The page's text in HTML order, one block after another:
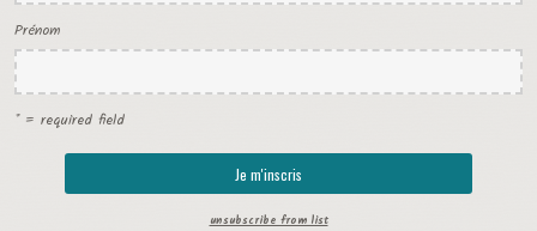
Prénom
* = required field
unsubscribe from list